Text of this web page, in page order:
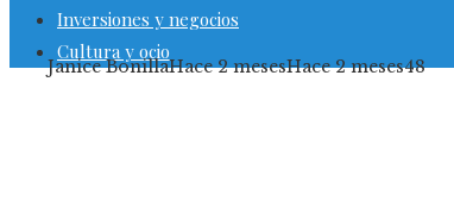
Inversiones y negocios
Cultura y ocio
Janice BonillaHace 2 mesesHace 2 meses48